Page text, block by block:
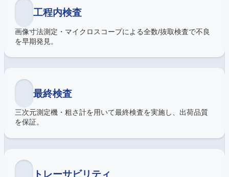
工程内検査
画像寸法測定・マイクロスコープによる全数/抜取検査で不良
を早期発見。
最終検査
三次元測定機・粗さ計を用いて最終検査を実施し、出荷品質
を保証。
トレーサビリティ